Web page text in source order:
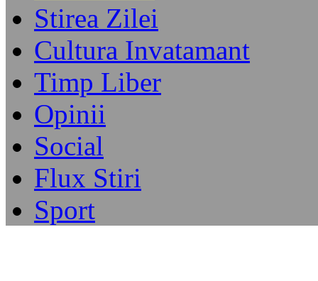
Stirea Zilei
Cultura Invatamant
Timp Liber
Opinii
Social
Flux Stiri
Sport